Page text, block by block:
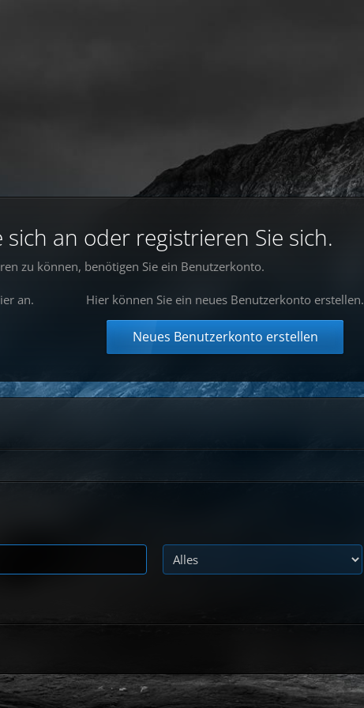
an oder registrieren Sie sich.
zu können, benötigen Sie ein Benutzerkonto.
an. Hier können Sie ein neues Benutzerkonto erstellen.
Neues Benutzerkonto erstellen